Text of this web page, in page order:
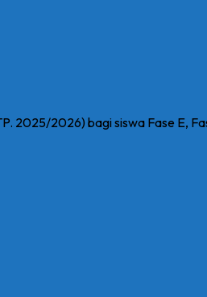
2026) bagi siswa Fase E,